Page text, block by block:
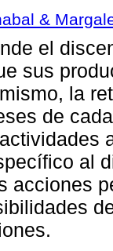
&
el
sus
la
de
al
acciones